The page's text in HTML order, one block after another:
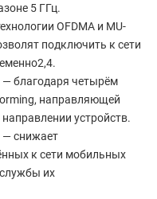
5 ГГц.
OFDMA и MU-
подключить к сети
— благодаря четырём
направляющей
устройств.
— снижает
к сети мобильных
их